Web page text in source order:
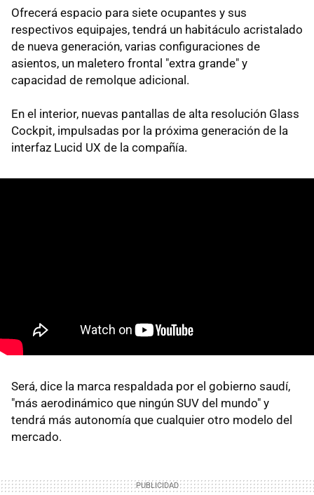
Ofrecerá espacio para siete ocupantes y sus
respectivos equipajes, tendrá un habitáculo acristalado
de nueva generación, varias configuraciones de
asientos, un maletero frontal "extra grande" y
capacidad de remolque adicional.
En el interior, nuevas pantallas de alta resolución Glass
Cockpit, impulsadas por la próxima generación de la
interfaz Lucid UX de la compañía.
Será, dice la marca respaldada por el gobierno saudí,
"más aerodinámico que ningún SUV del mundo" y
tendrá más autonomía que cualquier otro modelo del
mercado.